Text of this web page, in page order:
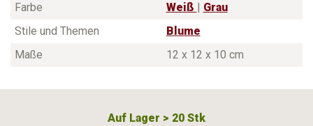
Farbe
Weiß
Grau
Stile und Themen
Blume
Maße
12 x 12 x 10 cm
Auf Lager > 20 Stk